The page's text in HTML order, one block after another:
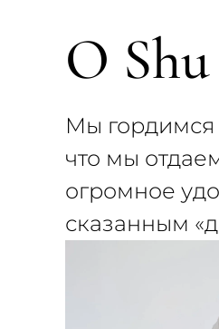
О
Мы гордимся
что мы
огромное
сказанным